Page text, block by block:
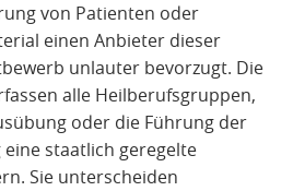
von Patienten oder
einen Anbieter dieser
unlauter bevorzugt. Die
alle Heilberufsgruppen,
oder die Führung der
staatlich geregelte
Sie unterscheiden